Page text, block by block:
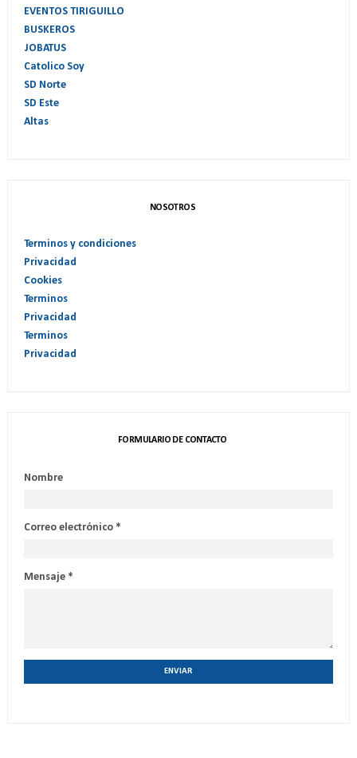
EVENTOS TIRIGUILLO
BUSKEROS
JOBATUS
Catolico Soy
SD Norte
SD Este
Altas
NOSOTROS
Terminos y condiciones
Privacidad
Cookies
Terminos
Privacidad
Terminos
Privacidad
FORMULARIO DE CONTACTO
Nombre
Correo electrónico *
Mensaje *